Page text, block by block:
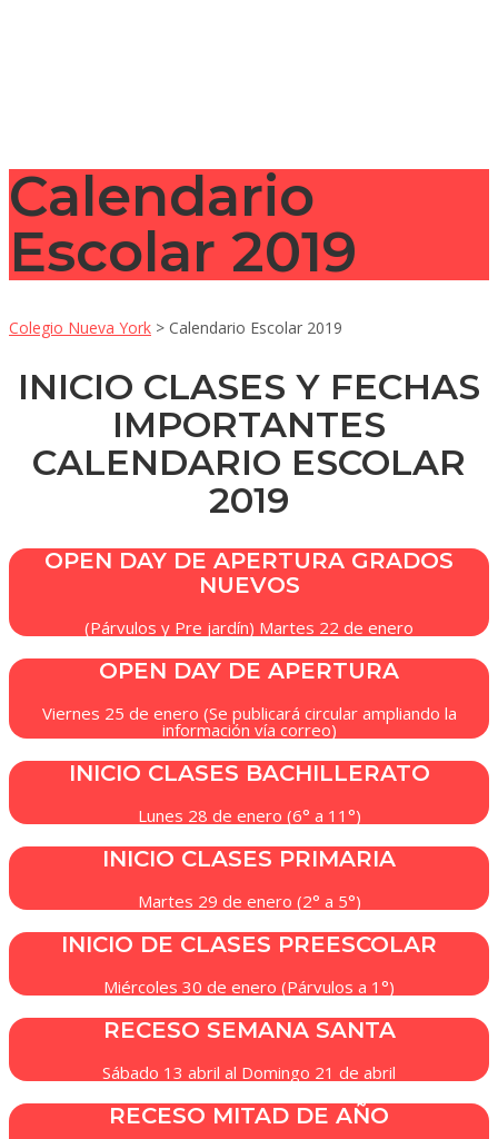
Calendario
Escolar 2019
Colegio Nueva York > Calendario Escolar 2019
INICIO CLASES Y FECHAS
IMPORTANTES
CALENDARIO ESCOLAR
2019
OPEN DAY DE APERTURA GRADOS
NUEVOS
(Párvulos y Pre jardín) Martes 22 de enero
OPEN DAY DE APERTURA
Viernes 25 de enero (Se publicará circular ampliando la
información vía correo)
INICIO CLASES BACHILLERATO
Lunes 28 de enero (6° a 11°)
INICIO CLASES PRIMARIA
Martes 29 de enero (2° a 5°)
INICIO DE CLASES PREESCOLAR
Miércoles 30 de enero (Párvulos a 1°)
RECESO SEMANA SANTA
Sábado 13 abril al Domingo 21 de abril
RECESO MITAD DE AÑO